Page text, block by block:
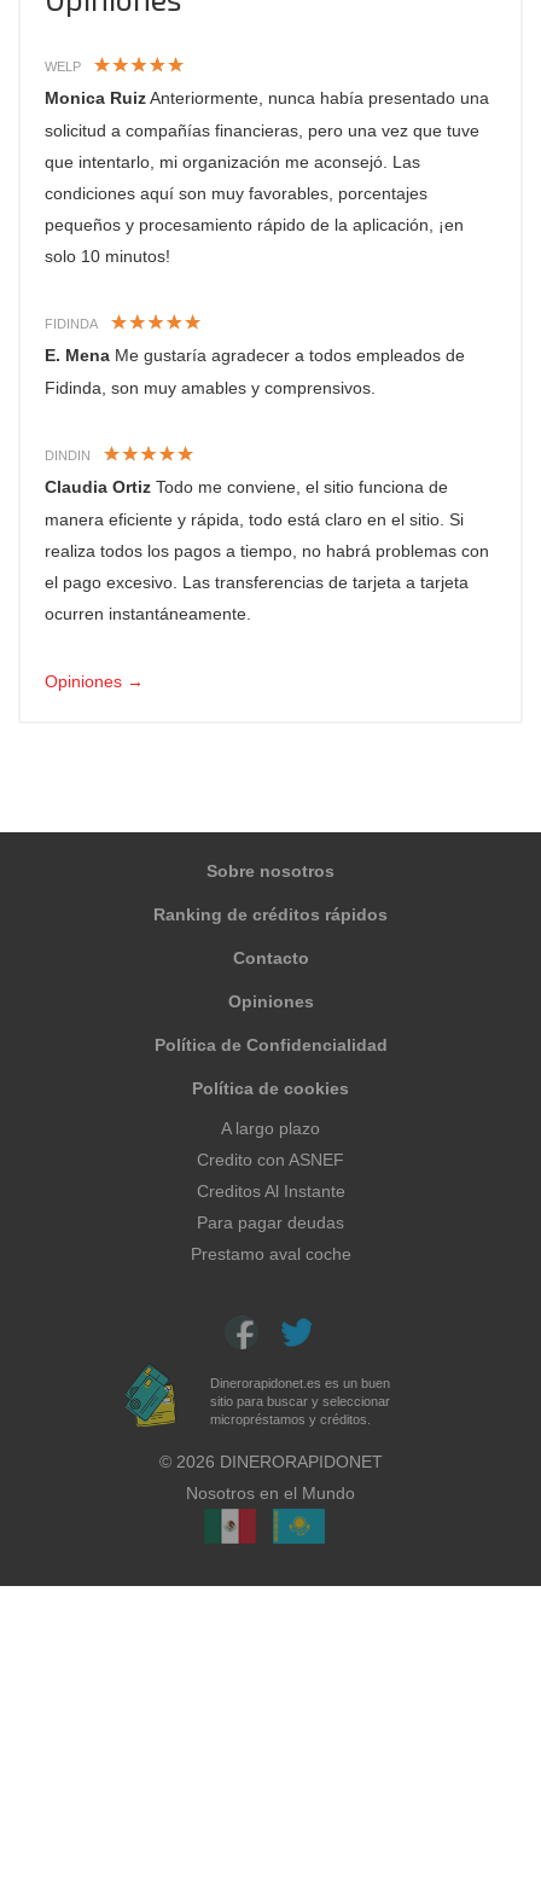
WELP
Monica RuizAnteriormente, nunca había presentado una
solicitud a compañías financieras, pero una vez que tuve
que intentarlo, mi organización me aconsejó. Las
condiciones aquí son muy favorables, porcentajes
pequeños y procesamiento rápido de la aplicación, ¡en
solo 10 minutos!
FIDINDA
E. Mena Me gustaría agradecer a todos empleados de
Fidinda, son muy amables y comprensivos.
DINDIN
Claudia Ortiz Todo me conviene, el sitio funciona de
manera eficiente y rápida, todo está claro en el sitio. Si
realiza todos los pagos a tiempo, no habrá problemas con
el pago excesivo. Las transferencias de tarjeta a tarjeta
ocurren instantáneamente.
Opiniones →
Sobre nosotros
Ranking de créditos rápidos
Contacto
Opiniones
Política de Confidencialidad
Política de cookies
Dinerorapidonet.es es un buen
sitio para buscar y seleccionar
micropréstamos y créditos.
A largo plazo
Credito con ASNEF
Creditos Al Instante
Para pagar deudas
Prestamo aval coche
© 2026 DINERORAPIDONET
Nosotros en el Mundo